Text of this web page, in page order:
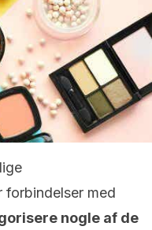
forbindelser med
nogle af de